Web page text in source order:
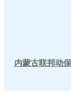
内蒙古联邦动